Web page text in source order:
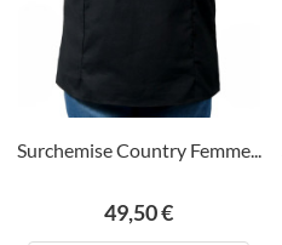
Surchemise Country Femme...
Prix
49,50 €